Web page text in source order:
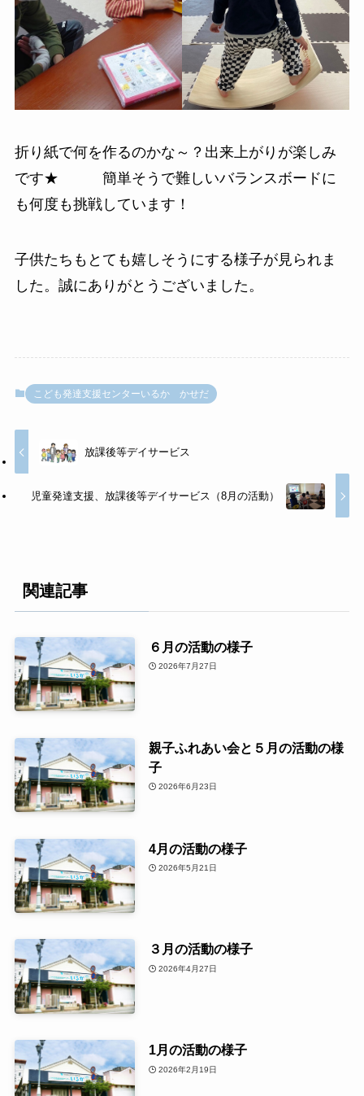
折り紙で何を作るのかな～？出来上がりが楽しみ
です★ 簡単そうで難しいバランスボードに
も何度も挑戦しています！
子供たちもとても嬉しそうにする様子が見られま
した。誠にありがとうございました。
こども発達支援センターいるか かせだ
放課後等デイサービス
児童発達支援、放課後等デイサービス（8月の活動）
関連記事
６月の活動の様子
2026年7月27日
親子ふれあい会と５月の活動の様
子
2026年6月23日
4月の活動の様子
2026年5月21日
３月の活動の様子
2026年4月27日
1月の活動の様子
2026年2月19日